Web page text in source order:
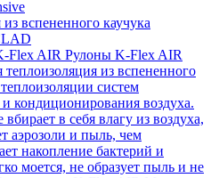
вспененного каучука
Flex AIR Рулоны K-Flex AIR
теплоизоляция из вспененного
систем
кондиционирования воздуха.
в себя влагу из воздуха,
аэрозоли и пыль, чем
накопление бактерий и
моется, не образует пыль и не